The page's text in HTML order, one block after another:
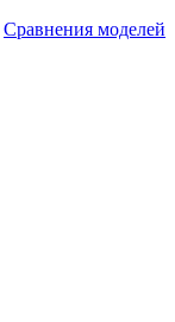
Сравнения моделей